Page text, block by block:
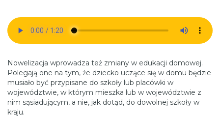
Nowelizacja wprowadza też zmiany w edukacji domowej.
Polegają one na tym, że dziecko uczące się w domu będzie
musiało być przypisane do szkoły lub placówki w
województwie, w którym mieszka lub w województwie z
nim sąsiadującym, a nie, jak dotąd, do dowolnej szkoły w
kraju.